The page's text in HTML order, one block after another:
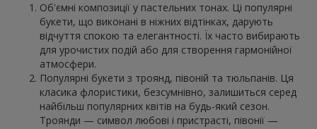
Об'ємні композиції у пастельних тонах. Ці популярні
букети, що виконані в ніжних відтінках, дарують
відчуття спокою та елегантності. Їх часто вибирають
для урочистих подій або для створення гармонійної
атмосфери.
Популярні букети з троянд, півоній та тюльпанів. Ця
класика флористики, безсумнівно, залишиться серед
найбільш популярних квітів на будь-який сезон.
Троянди — символ любові і пристрасті, півонії —